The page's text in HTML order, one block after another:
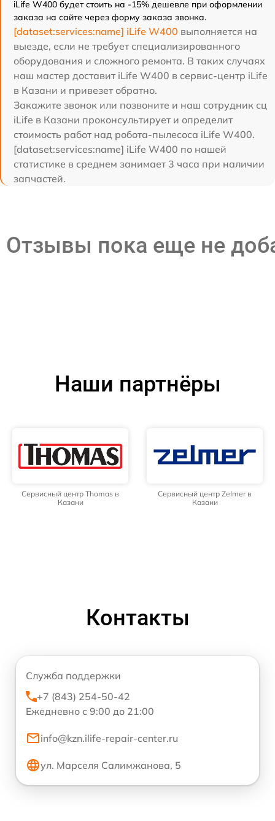
iLife W400 будет стоить на -15% дешевле при оформлении
заказа на сайте через форму заказа звонка.
[dataset:services:name] iLife W400 выполняется на
выезде, если не требует специализированного
оборудования и сложного ремонта. В таких случаях
наш мастер доставит iLife W400 в сервис-центр iLife
в Казани и привезет обратно.
Закажите звонок или позвоните и наш сотрудник сц
iLife в Казани проконсультирует и определит
стоимость работ над робота-пылесоса iLife W400.
[dataset:services:name] iLife W400 по нашей
статистике в среднем занимает 3 часа при наличии
запчастей.
Отзывы пока еще не
Наши партнёры
Сервисный центр Thomas в
Казани
Сервисный центр Zelmer в
Казани
Контакты
Служба поддержки
+7 (843) 254-50-42
Ежедневно с 9:00 до 21:00
info@kzn.ilife-repair-center.ru
ул. Марселя Салимжанова, 5